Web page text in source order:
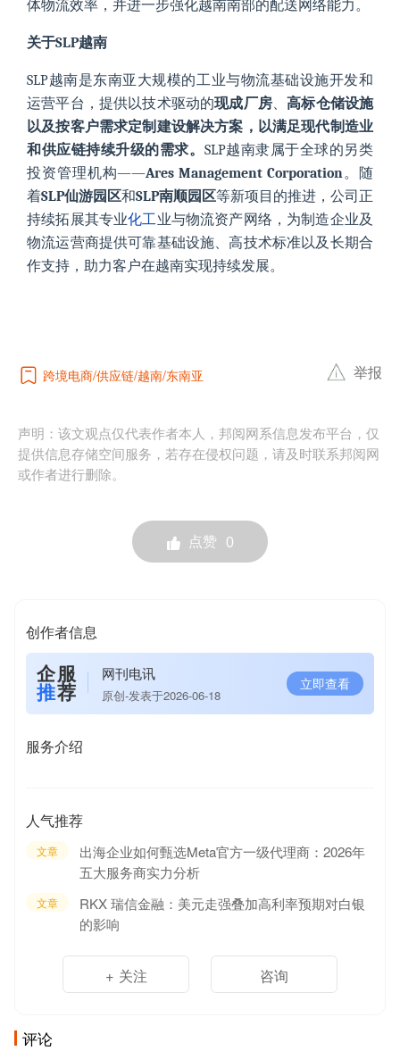
体物流效率，并进一步强化越南南部的配送网络能力。
关于SLP越南
SLP越南是东南亚大规模的工业与物流基础设施开发和
运营平台，提供以技术驱动的现成厂房、 高标仓储设施
以及按客户需求定制建设解决方案，以满足现代制造业
和供应链持续升级的需求。 SLP越南隶属于全球的另类
投资管理机构——Ares Management Corporation。随
着SLP仙游园区和SLP南顺园区等新项目的推进，公司正
持续拓展其专业化工业与物流资产网络，为制造企业及
物流运营商提供可靠基础设施、高技术标准以及长期合
作支持，助力客户在越南实现持续发展。
跨境电商 供应链 越南 东南亚 举报
声明：该文观点仅代表作者本人，邦阅网系信息发布平台，仅
提供信息存储空间服务，若存在侵权问题，请及时联系邦阅网
或作者进行删除。
点赞 0
创作者信息
企服
推荐
网刊电讯
原创-发表于2026-06-18
立即查看
服务介绍
人气推荐
文章
出海企业如何甄选Meta官方一级代理商：2026年
五大服务商实力分析
文章
RKX 瑞信金融：美元走强叠加高利率预期对白银
的影响
+ 关注 咨询
评论